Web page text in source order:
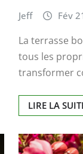
Jeff Fév
La terrasse
tous les
transformer
LIRE LA